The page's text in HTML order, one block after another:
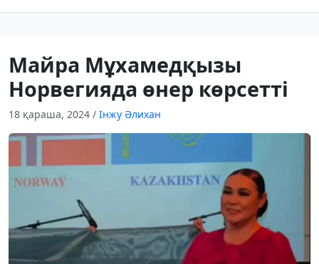
Майра Мұхамедқызы
Норвегияда өнер көрсетті
18 қараша, 2024 / Інжу Әлихан